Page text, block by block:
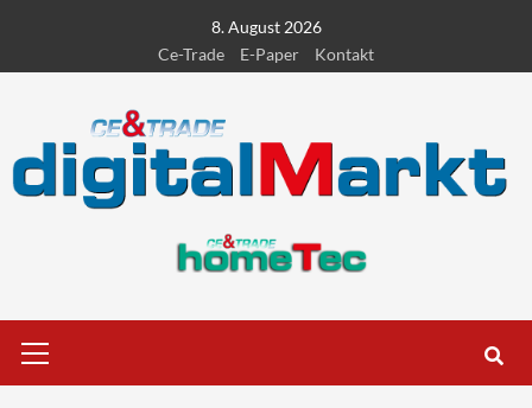
content
8. August 2026
Ce-Trade
E-Paper Kontakt
Menu